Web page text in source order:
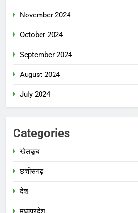
November 2024
October 2024
September 2024
August 2024
July 2024
Categories
खेलकूद
छत्तीसगढ़
देश
मध्‍यप्रदेश